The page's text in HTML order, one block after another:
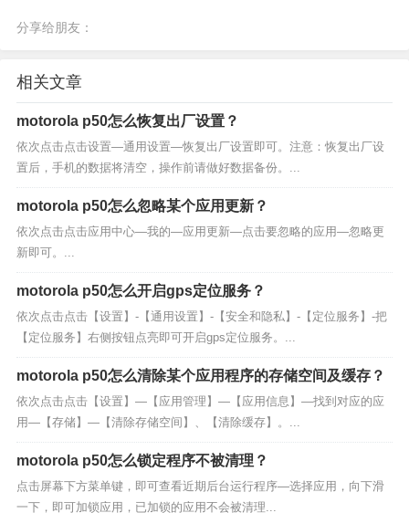
分享给朋友：
相关文章
motorola p50怎么恢复出厂设置？
依次点击点击设置—通用设置—恢复出厂设置即可。注意：恢复出厂设
置后，手机的数据将清空，操作前请做好数据备份。...
motorola p50怎么忽略某个应用更新？
依次点击点击应用中心—我的—应用更新—点击要忽略的应用—忽略更
新即可。...
motorola p50怎么开启gps定位服务？
依次点击点击【设置】-【通用设置】-【安全和隐私】-【定位服务】-把
【定位服务】右侧按钮点亮即可开启gps定位服务。...
motorola p50怎么清除某个应用程序的存储空间及缓存？
依次点击点击【设置】—【应用管理】—【应用信息】—找到对应的应
用—【存储】—【清除存储空间】、【清除缓存】。...
motorola p50怎么锁定程序不被清理？
点击屏幕下方菜单键，即可查看近期后台运行程序—选择应用，向下滑
一下，即可加锁应用，已加锁的应用不会被清理...